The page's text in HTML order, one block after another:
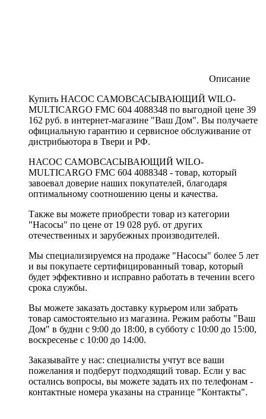
Описание
Купить НАСОС САМОВСАСЫВАЮЩИЙ WILO-
MULTICARGO FMC 604 4088348 по выгодной цене 39
162 руб. в интернет-магазине "Ваш Дом". Вы получаете
официальную гарантию и сервисное обслуживание от
дистрибьютора в Твери и РФ.
НАСОС САМОВСАСЫВАЮЩИЙ WILO-
MULTICARGO FMC 604 4088348 - товар, который
завоевал доверие наших покупателей, благодаря
оптимальному соотношению цены и качества.
Также вы можете приобрести товар из категории
"Насосы" по цене от 19 028 руб. от других
отечественных и зарубежных производителей.
Мы специализируемся на продаже "Насосы" более 5 лет
и вы покупаете сертифицированный товар, который
будет эффективно и исправно работать в течении всего
срока службы.
Вы можете заказать доставку курьером или забрать
товар самостоятельно из магазина. Режим работы "Ваш
Дом" в будни с 9:00 до 18:00, в субботу с 10:00 до 15:00,
воскресенье с 10:00 до 14:00.
Заказывайте у нас: специалисты учтут все ваши
пожелания и подберут подходящий товар. Если у вас
остались вопросы, вы можете задать их по телефонам -
контактные номера указаны на странице "Контакты".